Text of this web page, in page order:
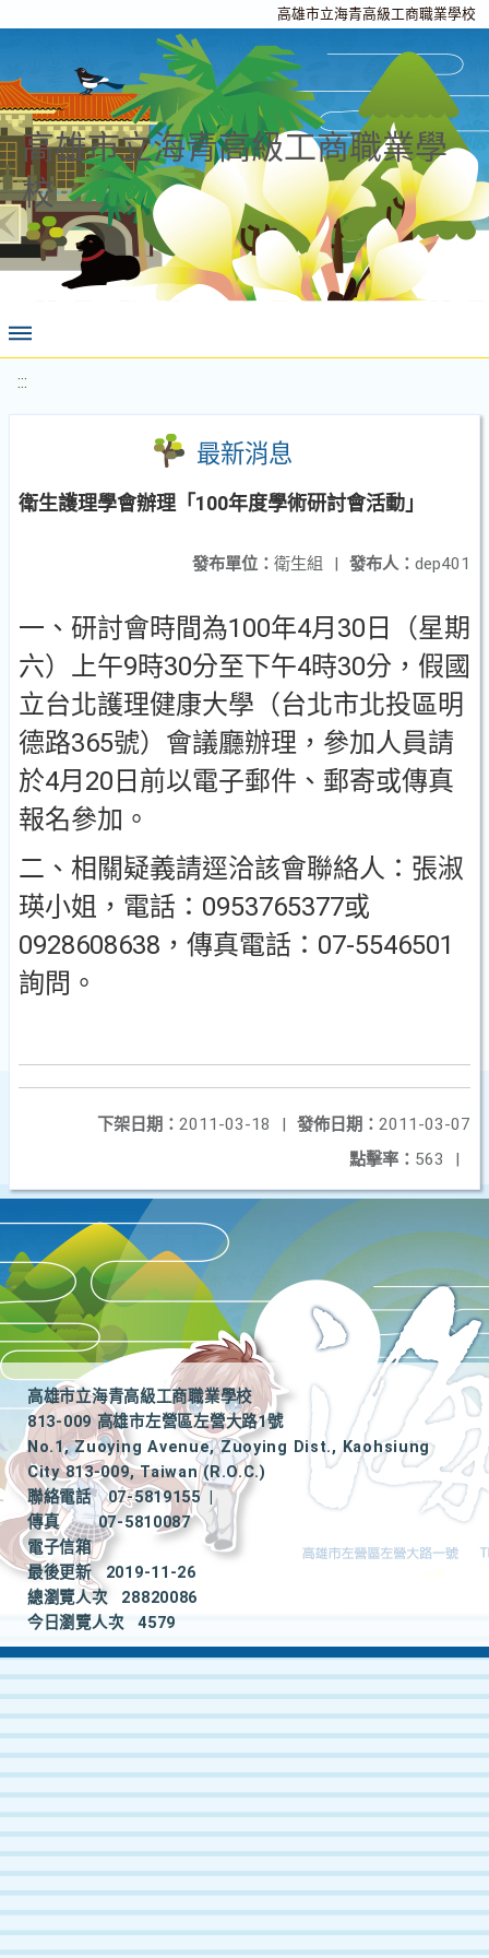
高雄市立海青高級工商職業學校
高雄市立海青高級工商職業學
校
:::
最新消息
衛生護理學會辦理「100年度學術研討會活動」
發布人： dep401
發布單位： 衛生組 |
一、研討會時間為100年4月30日（星期
六）上午9時30分至下午4時30分，假國
立台北護理健康大學（台北市北投區明
德路365號）會議廳辦理，參加人員請
於4月20日前以電子郵件、郵寄或傳真
報名參加。
二、相關疑義請逕洽該會聯絡人：張淑
瑛小姐，電話：0953765377或
0928608638，傳真電話：07-5546501
詢問。
發佈日期： 2011-03-07
下架日期： 2011-03-18
|
點擊率： 563 |
高雄市立海青高級工商職業學校
813-009 高雄市左營區左營大路1號
No.1, Zuoying Avenue, Zuoying Dist., Kaohsiung
City 813-009, Taiwan (R.O.C.)
聯絡電話
07-5819155
|
傳真
07-5810087
電子信箱
最後更新
2019-11-26
總瀏覽人次
28820086
今日瀏覽人次
4579